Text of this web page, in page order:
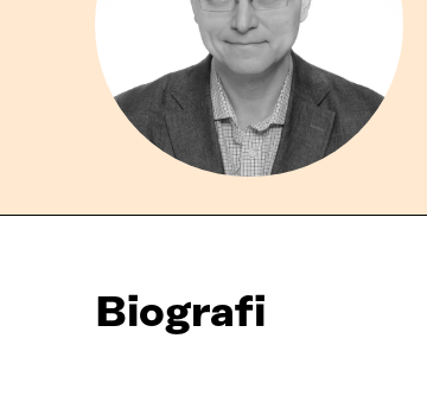
Biografi